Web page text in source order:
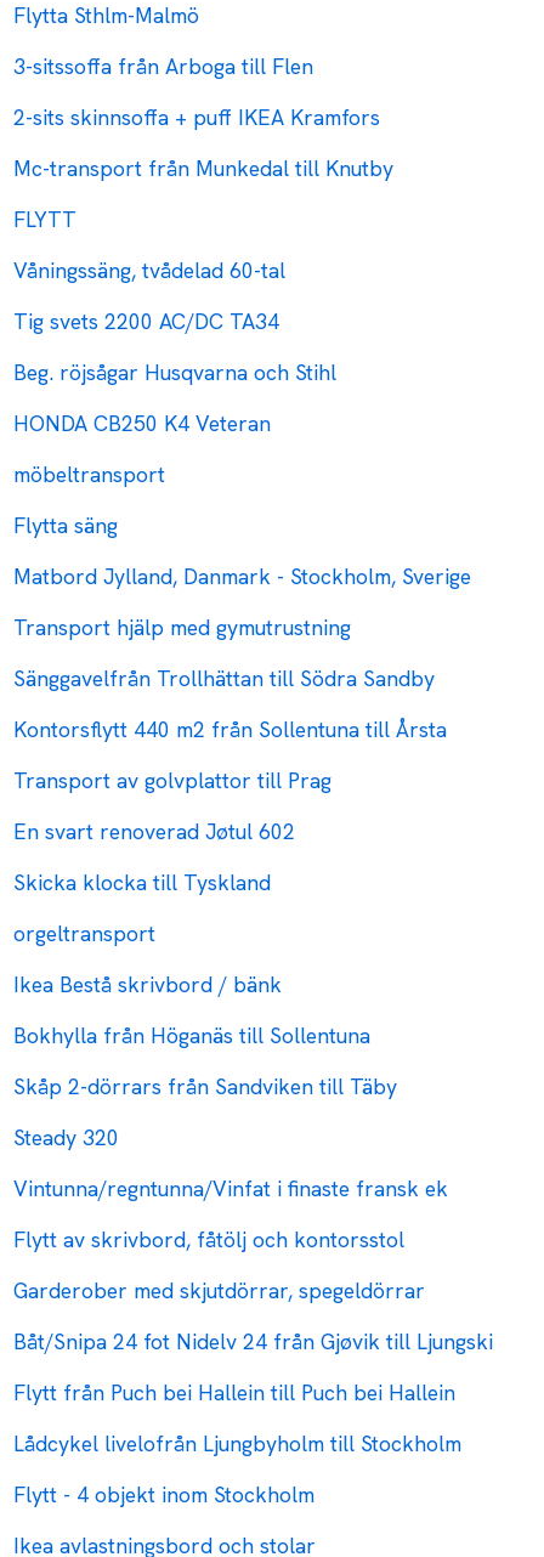
Flytta Sthlm-Malmö
3-sitssoffa från Arboga till Flen
2-sits skinnsoffa + puff IKEA Kramfors
Mc-transport från Munkedal till Knutby
FLYTT
Våningssäng, tvådelad 60-tal
Tig svets 2200 AC/DC TA34
Beg. röjsågar Husqvarna och Stihl
HONDA CB250 K4 Veteran
möbeltransport
Flytta säng
Matbord Jylland, Danmark - Stockholm, Sverige
Transport hjälp med gymutrustning
Sänggavelfrån Trollhättan till Södra Sandby
Kontorsflytt 440 m2 från Sollentuna till Årsta
Transport av golvplattor till Prag
En svart renoverad Jøtul 602
Skicka klocka till Tyskland
orgeltransport
Ikea Bestå skrivbord / bänk
Bokhylla från Höganäs till Sollentuna
Skåp 2-dörrars från Sandviken till Täby
Steady 320
Vintunna/regntunna/Vinfat i finaste fransk ek
Flytt av skrivbord, fåtölj och kontorsstol
Garderober med skjutdörrar, spegeldörrar
Båt/Snipa 24 fot Nidelv 24 från Gjøvik till Ljungski
Flytt från Puch bei Hallein till Puch bei Hallein
Lådcykel livelofrån Ljungbyholm till Stockholm
Flytt - 4 objekt inom Stockholm
Ikea avlastningsbord och stolar